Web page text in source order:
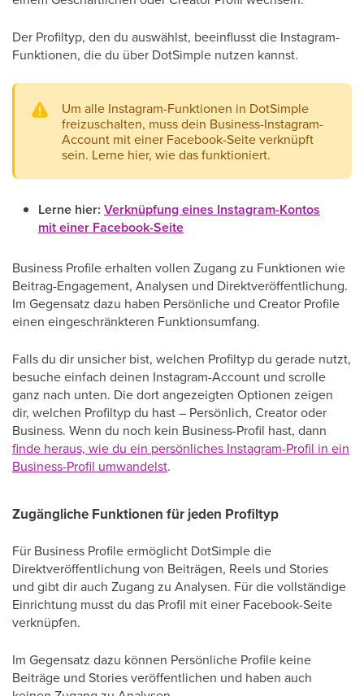
Der Profiltyp, den du auswählst, beeinflusst die Instagram-
Funktionen, die du über DotSimple nutzen kannst.
Um alle Instagram-Funktionen in DotSimple
freizuschalten, muss dein Business-Instagram-
Account mit einer Facebook-Seite verknüpft
sein. Lerne hier, wie das funktioniert.
Lerne hier: Verknüpfung eines Instagram-Kontos
mit einer Facebook-Seite
Business Profile erhalten vollen Zugang zu Funktionen wie
Beitrag-Engagement, Analysen und Direktveröffentlichung.
Im Gegensatz dazu haben Persönliche und Creator Profile
einen eingeschränkteren Funktionsumfang.
Falls du dir unsicher bist, welchen Profiltyp du gerade nutzt,
besuche einfach deinen Instagram-Account und scrolle
ganz nach unten. Die dort angezeigten Optionen zeigen
dir, welchen Profiltyp du hast – Persönlich, Creator oder
Business. Wenn du noch kein Business-Profil hast, dann
finde heraus, wie du ein persönliches Instagram-Profil in ein
Business-Profil umwandelst.
Zugängliche Funktionen für jeden Profiltyp
Für Business Profile ermöglicht DotSimple die
Direktveröffentlichung von Beiträgen, Reels und Stories
und gibt dir auch Zugang zu Analysen. Für die vollständige
Einrichtung musst du das Profil mit einer Facebook-Seite
verknüpfen.
Im Gegensatz dazu können Persönliche Profile keine
Beiträge und Stories veröffentlichen und haben auch